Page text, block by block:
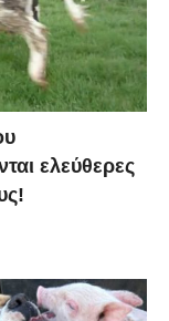
ελεύθερες